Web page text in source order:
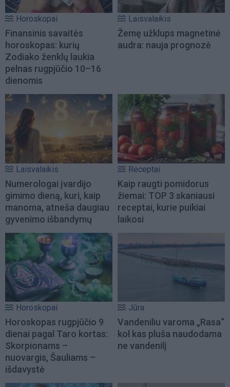
Horoskopai
Finansinis savaitės
horoskopas: kurių
Zodiako ženklų laukia
pelnas rugpjūčio 10–16
dienomis
Laisvalaikis
Žemę užklups magnetinė
audra: nauja prognozė
Laisvalaikis
Numerologai įvardijo
gimimo dieną, kuri, kaip
manoma, atneša daugiau
gyvenimo išbandymų
Receptai
Kaip raugti pomidorus
žiemai: TOP 3 skaniausi
receptai, kurie puikiai
laikosi
Horoskopai
Horoskopas rugpjūčio 9
dienai pagal Taro kortas:
Skorpionams –
nuovargis, Šauliams –
išdavystė
Jūra
Vandeniliu varoma „Rasa“
kol kas pluša naudodama
ne vandenilį